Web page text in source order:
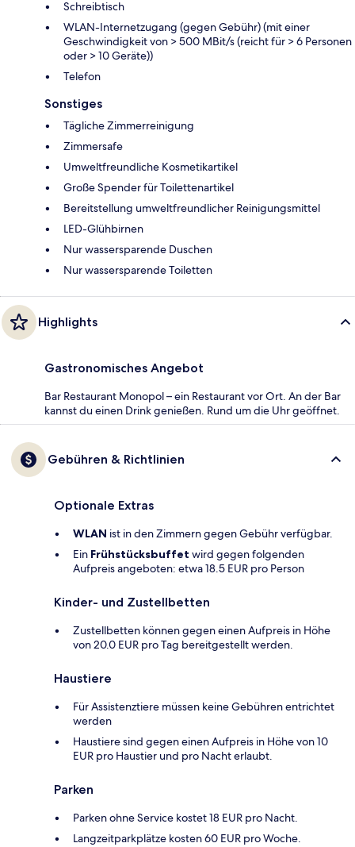
Schreibtisch
WLAN-Internetzugang (gegen Gebühr) (mit einer
Geschwindigkeit von > 500 MBit/s (reicht für > 6 Personen
oder > 10 Geräte))
Telefon
Sonstiges
Tägliche Zimmerreinigung
Zimmersafe
Umweltfreundliche Kosmetikartikel
Große Spender für Toilettenartikel
Bereitstellung umweltfreundlicher Reinigungsmittel
LED-Glühbirnen
Nur wassersparende Duschen
Nur wassersparende Toiletten
Highlights
Gastronomisches Angebot
Bar Restaurant Monopol – ein Restaurant vor Ort. An der Bar
kannst du einen Drink genießen. Rund um die Uhr geöffnet.
Gebühren & Richtlinien
Optionale Extras
WLAN ist in den Zimmern gegen Gebühr verfügbar.
Ein Frühstücksbuffet wird gegen folgenden
Aufpreis angeboten: etwa 18.5 EUR pro Person
Kinder- und Zustellbetten
Zustellbetten können gegen einen Aufpreis in Höhe
von 20.0 EUR pro Tag bereitgestellt werden.
Haustiere
Für Assistenztiere müssen keine Gebühren entrichtet
werden
Haustiere sind gegen einen Aufpreis in Höhe von 10
EUR pro Haustier und pro Nacht erlaubt.
Parken
Parken ohne Service kostet 18 EUR pro Nacht.
Langzeitparkplätze kosten 60 EUR pro Woche.